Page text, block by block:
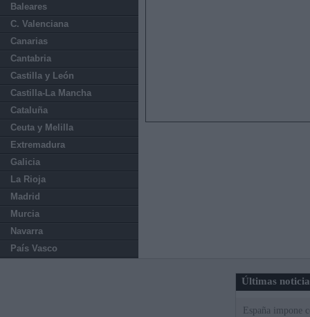
Baleares
C. Valenciana
Canarias
Cantabria
Castilla y León
Castilla-La Mancha
Cataluña
Ceuta y Melilla
Extremadura
Galicia
La Rioja
Madrid
Murcia
Navarra
País Vasco
Últimas
España impone